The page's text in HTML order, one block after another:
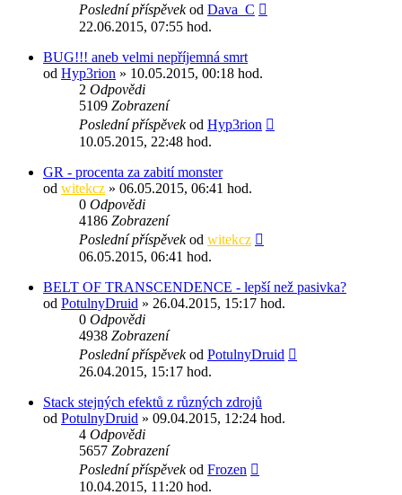
Poslední příspěvekod Dava_C
22.06.2015, 07:55 hod.
BUG!!! aneb velmi nepříjemná smrt
od Hyp3rion » 10.05.2015, 00:18 hod.
2 Odpovědi
5109 Zobrazení
Poslední příspěvekod Hyp3rion
10.05.2015, 22:48 hod.
GR - procenta za zabití monster
od witekcz » 06.05.2015, 06:41 hod.
0 Odpovědi
4186 Zobrazení
Poslední příspěvekod witekcz
06.05.2015, 06:41 hod.
BELT OF TRANSCENDENCE - lepší než pasivka?
od PotulnyDruid » 26.04.2015, 15:17 hod.
0 Odpovědi
4938 Zobrazení
Poslední příspěvekod PotulnyDruid
26.04.2015, 15:17 hod.
Stack stejných efektů z různých zdrojů
od PotulnyDruid » 09.04.2015, 12:24 hod.
4 Odpovědi
5657 Zobrazení
Poslední příspěvekod Frozen
10.04.2015, 11:20 hod.